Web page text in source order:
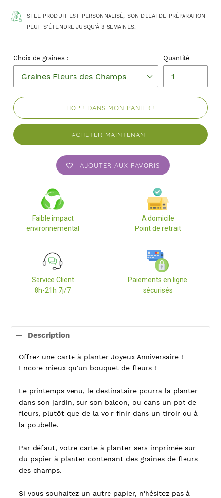
SI LE PRODUIT EST PERSONNALISÉ, SON DÉLAI DE PRÉPARATION
PEUT S'ÉTENDRE JUSQU'À 3 SEMAINES.
Choix de graines : Quantité
HOP ! DANS MON PANIER !
ACHETER MAINTENANT
AJOUTER AUX FAVORIS
Faible impact
environnemental
A domicile
Point de retrait
Service Client
8h-21h 7j/7
Paiements en ligne
sécurisés
d'un
produit
panier
Description
Offrez une carte à planter Joyeux Anniversaire !
Encore mieux qu'un bouquet de fleurs !
Le printemps venu, le destinataire pourra la planter
dans son jardin, sur son balcon, ou dans un pot de
fleurs, plutôt que de la voir finir dans un tiroir ou à
la poubelle.
Par défaut, votre carte à planter sera imprimée sur
du papier à planter contenant des graines de fleurs
des champs.
Si vous souhaitez un autre papier, n'hésitez pas à